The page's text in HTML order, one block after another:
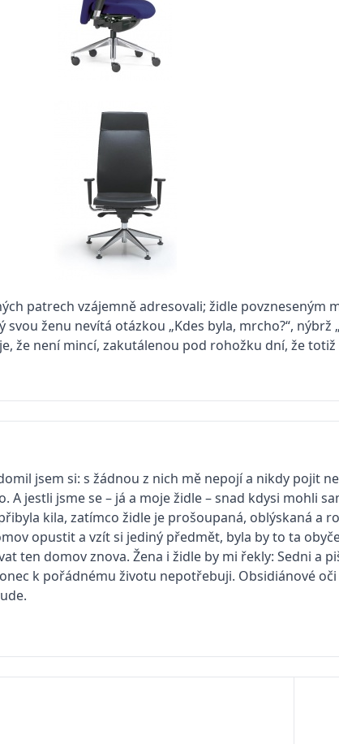
patrech vzájemně adresovali; židle povzneseným
ženu nevítá otázkou „Kdes byla, mrcho?“, nýbrž
že není mincí, zakutálenou pod rohožku dní, že
jsem si: s žádnou z nich mě nepojí a nikdy pojit
jestli jsme se – já a moje židle – snad kdysi mohli
kila, zatímco židle je prošoupaná, oblýskaná a
opustit a vzít si jediný předmět, byla by to ta
ten domov znova. Žena i židle by mi řekly: Sedni a
k pořádnému životu nepotřebuji. Obsidiánové